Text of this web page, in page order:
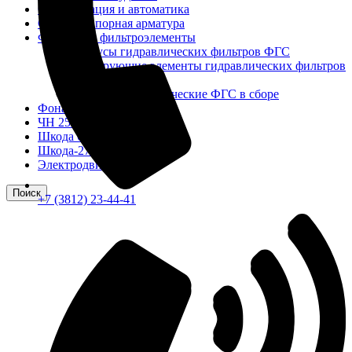
Сигнализация и автоматика
Судовая запорная арматура
Фильтры и фильтроэлементы
Корпусы гидравлических фильтров ФГС
Фильтрующие элементы гидравлических фильтров
Фильтры гидравлические ФГС в сборе
Фонари
ЧН 25/34
Шкода 6S-160
Шкода-275
Электродвигатели
Поиск+7 (3812) 23-44-41